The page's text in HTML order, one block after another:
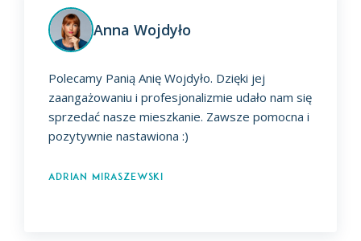
Anna Wojdyło
Polecamy Panią Anię Wojdyło. Dzięki jej
zaangażowaniu i profesjonalizmie udało nam się
sprzedać nasze mieszkanie. Zawsze pomocna i
pozytywnie nastawiona :)
Adrian Miraszewski